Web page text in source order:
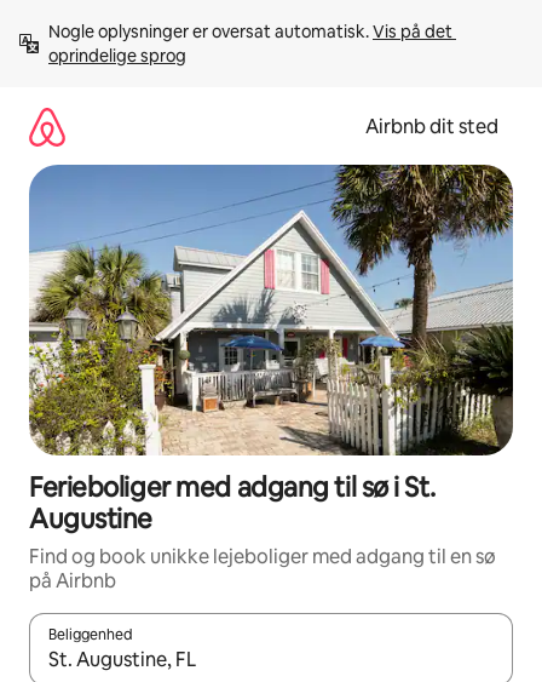
videre
Nogle oplysninger er oversat automatisk. Vis på det
oprindelige sprog
Airbnb dit sted
Ferieboliger med adgang til sø i St.
Augustine
Find og book unikke lejeboliger med adgang til en sø
på Airbnb
Beliggenhed
Når resultaterne er tilgængelige, skal du navigere med